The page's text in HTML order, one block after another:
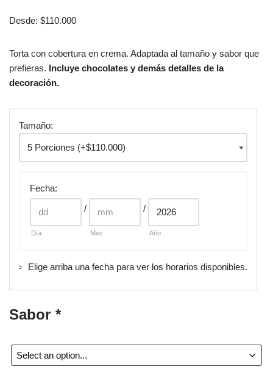
Desde: $110.000
Torta con cobertura en crema. Adaptada al tamaño y sabor que
prefieras. Incluye chocolates y demás detalles de la
decoración.
Tamaño:
Fecha:
Día
/
Mes
/
Año
Elige arriba una fecha para ver los horarios disponibles.
Sabor *